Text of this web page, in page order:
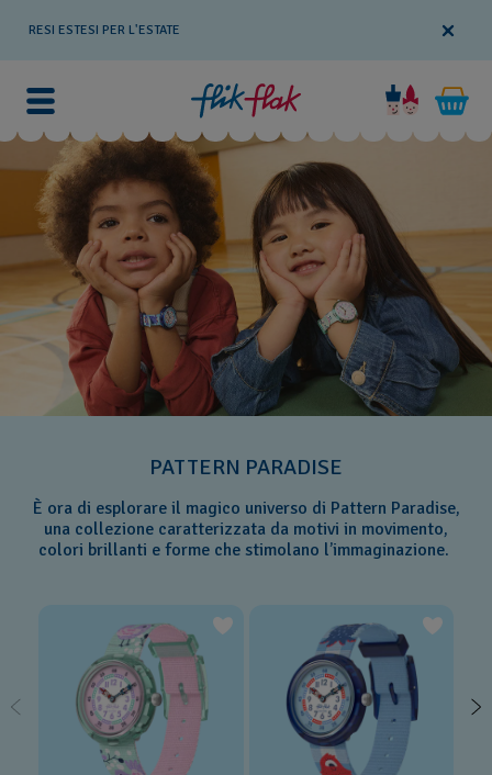
RESI ESTESI PER L'ESTATE
PATTERN PARADISE
È ora di esplorare il magico universo di Pattern Paradise,
una collezione caratterizzata da motivi in movimento,
colori brillanti e forme che stimolano l’immaginazione.